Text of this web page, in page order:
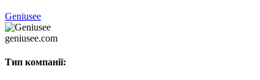
Geniusee
geniusee.com
Тип компанії: